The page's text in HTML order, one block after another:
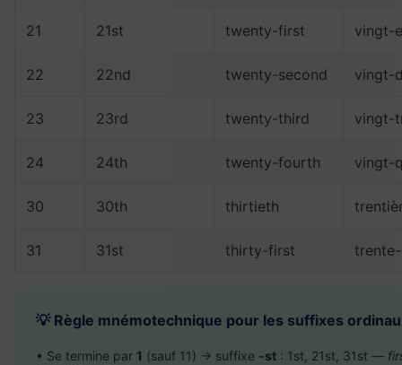
21 21st twenty-first vingt-
22 22nd twenty-second vingt-
23 23rd twenty-third vingt-
24 24th twenty-fourth vingt-
30 30th thirtieth
31 31st thirty-first
💡 Règle mnémotechnique pour les suffixes
• Se termine par 1 (sauf 11) → suffixe -st : 1st, 21st, 31st —